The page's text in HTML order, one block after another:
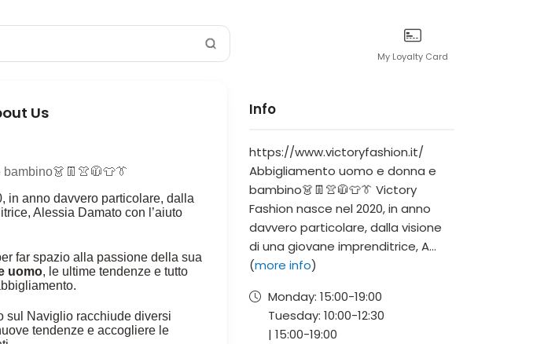
My Loyalty Card
Us Info
https://www.victoryfashion.it/
Abbigliamento uomo e donna e
bambino👗👖👚🧥👕👔 Victory
Fashion nasce nel 2020, in anno
davvero particolare, dalla visione
di una giovane imprenditrice, A...
(more info)
Monday: 15:00-19:00
Tuesday: 10:00-12:30
| 15:00-19:00